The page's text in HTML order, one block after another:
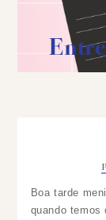
Boa tarde
quando temos